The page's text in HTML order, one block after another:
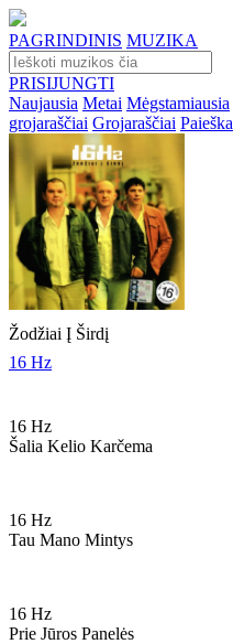
PAGRINDINIS MUZIKA
PRISIJUNGTI
Naujausia Metai Mėgstamiausia
grojaraščiai Grojaraščiai Paieška
Žodžiai Į Širdį
16 Hz
16 Hz
Šalia Kelio Karčema
16 Hz
Tau Mano Mintys
16 Hz
Prie Jūros Panelės